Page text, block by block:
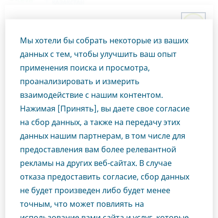
Являетесь ли Вы
специалистом в
области
здравоохранения?
Чтобы получить доступ к этому разделу,
необходимо быть работником здравоохранения,
поскольку материалы, включенные в этот раздел
нашего веб-сайта, специально подготовлены
Menu
Kazakhstan Продукты
РЕЦЕПТУРНЫЕ ПРЕПАРАТЫ
Коринфар-Тева, таблетки, покрытые оболочкой с пролонгированным
высвобождением, 10 мг
Коринфар-Тева, таблетки,
покрытые оболочкой с
пролонгированным
высвобождением, 10 мг
КАРДИОЛОГИЯ НИФЕДИПИН
Мы хотели бы собрать некоторые из ваших
данных с тем, чтобы улучшить ваш опыт
применения поиска и просмотра,
проанализировать и измерить
взаимодействие с нашим контентом.
Нажимая [Принять], вы даете свое согласие
на сбор данных, а также на передачу этих
данных нашим партнерам, в том числе для
предоставления вам более релевантной
рекламы на других веб-сайтах. В случае
отказа предоставить согласие, сбор данных
не будет произведен либо будет менее
точным, что может повлиять на